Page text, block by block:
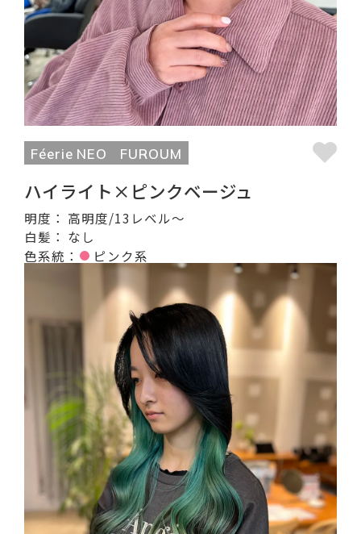
Féerie NEO FUROUM
ハイライト×ピンクベージュ
明度： 高明度/13レベル〜
白髪： なし
色系統：
ピンク系